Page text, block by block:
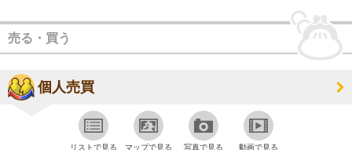
売る・買う
個人売買
リストで見る マップで見る 写真で見る 動画で見る